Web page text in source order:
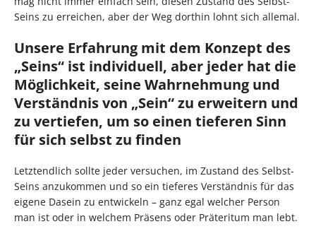
Seins zu erreichen, aber der Weg dorthin lohnt sich allemal.
Unsere Erfahrung mit dem Konzept des
„Seins“ ist individuell, aber jeder hat die
Möglichkeit, seine Wahrnehmung und
Verständnis von „Sein“ zu erweitern und
zu vertiefen, um so einen tieferen Sinn
für sich selbst zu finden
Letztendlich sollte jeder versuchen, im Zustand des Selbst-
Seins anzukommen und so ein tieferes Verständnis für das
eigene Dasein zu entwickeln – ganz egal welcher Person
man ist oder in welchem Präsens oder Präteritum man lebt.